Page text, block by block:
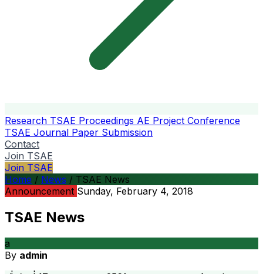
Research TSAE Proceedings AE Project Conference
TSAE Journal Paper Submission
Contact
Join TSAE
Join TSAE
Home / News / TSAE News
Announcement Sunday, February 4, 2018
TSAE News
a
By admin